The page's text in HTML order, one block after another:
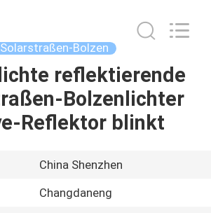
Solarstraßen-Bolzen
reflektierende
Bolzenlichter
Reflektor blinkt
China Shenzhen
Changdaneng